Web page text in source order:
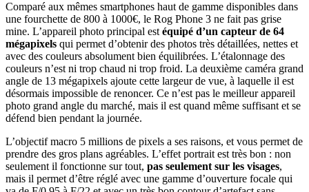
Comparé aux mêmes smartphones haut de gamme disponibles dans
une fourchette de 800 à 1000€, le Rog Phone 3 ne fait pas grise
mine. L’appareil photo principal est équipé d’un capteur de 64
mégapixels qui permet d’obtenir des photos très détaillées, nettes et
avec des couleurs absolument bien équilibrées. L’étalonnage des
couleurs n’est ni trop chaud ni trop froid. La deuxième caméra grand
angle de 13 mégapixels ajoute cette largeur de vue, à laquelle il est
désormais impossible de renoncer. Ce n’est pas le meilleur appareil
photo grand angle du marché, mais il est quand même suffisant et se
défend bien pendant la journée.
L’objectif macro 5 millions de pixels a ses raisons, et vous permet de
prendre des gros plans agréables. L’effet portrait est très bon : non
seulement il fonctionne sur tout, pas seulement sur les visages,
mais il permet d’être réglé avec une gamme d’ouverture focale qui